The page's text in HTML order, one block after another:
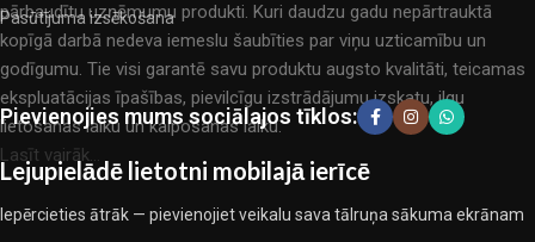
pārbaudītu uzņēmumu produkti. Kuri daudzu gadu nepārtrauktā
kopīgā darbā nedeva iemeslu šaubīties par viņu uzticamību un
godīgumu. Tie visi garantē savu produktu augsto kvalitāti, teicamas
ekspluatācijas īpašības, pievilcīgu izstrādājumu izskatu, ilgu
lietošanas laiku un kalpošanas laiku.
Lasīt vairāk...
Pasūtījuma izsēkošana
Pievienojies mums sociālajos tīklos:
Lejupielādē lietotni mobilajā ierīcē
Iepērcieties ātrāk — pievienojiet veikalu sava tālruņa sākuma ekrānam